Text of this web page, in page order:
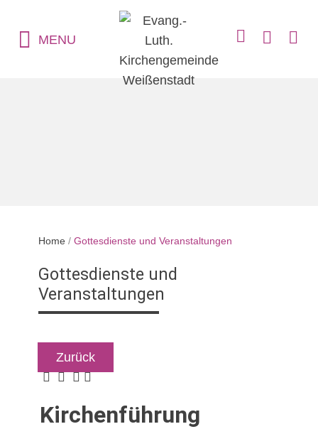
MENU
Home / Gottesdienste und Veranstaltungen
Gottesdienste und
Veranstaltungen
Zurück
Kirchenführung